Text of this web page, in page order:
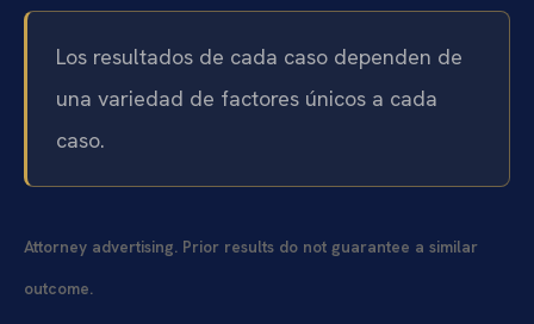
Los resultados de cada caso dependen de
una variedad de factores únicos a cada
caso.
Attorney advertising. Prior results do not guarantee a similar
outcome.